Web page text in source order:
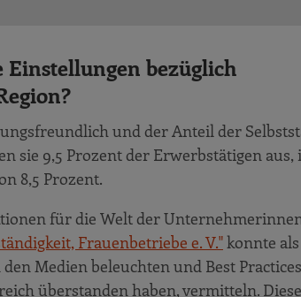
Einstellungen bezüglich
und der Anteil der
sie 9,5 Prozent der Erwerbstätigen
8,5 Prozent.
für die Welt der
Frauenbetriebe e. V."konnte
Medien beleuchten und Best Practices
überstanden haben, vermitteln. Diese